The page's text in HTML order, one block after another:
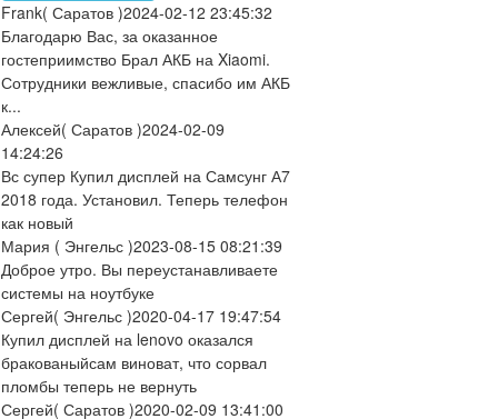
Frank( Саратов )2024-02-12 23:45:32
Благодарю Вас, за оказанное
гостеприимство Брал АКБ на Xiaomi.
Сотрудники вежливые, спасибо им АКБ
к...
Алексей( Саратов )2024-02-09
14:24:26
Вс супер Купил дисплей на Самсунг А7
2018 года. Установил. Теперь телефон
как новый
Мария ( Энгельс )2023-08-15 08:21:39
Доброе утро. Вы переустанавливаете
системы на ноутбуке
Сергей( Энгельс )2020-04-17 19:47:54
Купил дисплей на lenovo оказался
бракованыйсам виноват, что сорвал
пломбы теперь не вернуть
Сергей( Саратов )2020-02-09 13:41:00